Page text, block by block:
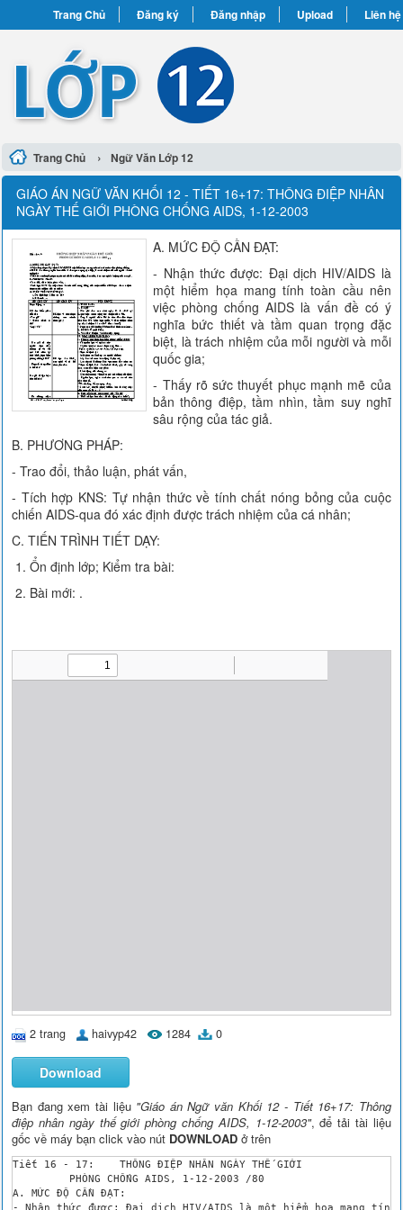
Trang Chủ Đăng ký Đăng nhập Upload Liên hệ
Trang Chủ › Ngữ Văn Lớp 12
GIÁO ÁN NGỮ VĂN KHỐI 12 - TIẾT 16+17: THÔNG ĐIỆP NHÂN
NGÀY THẾ GIỚI PHÒNG CHỐNG AIDS, 1-12-2003
A. MỨC ĐỘ CẦN ĐẠT:
- Nhận thức được: Đại dịch HIV/AIDS là
một hiểm họa mang tính toàn cầu nên
việc phòng chống AIDS là vấn đề có ý
nghĩa bức thiết và tầm quan trọng đặc
biệt, là trách nhiệm của mỗi người và mỗi
quốc gia;
- Thấy rõ sức thuyết phục mạnh mẽ của
bản thông điệp, tầm nhìn, tầm suy nghĩ
sâu rộng của tác giả.
B. PHƯƠNG PHÁP:
- Trao đổi, thảo luận, phát vấn,
- Tích hợp KNS: Tự nhận thức về tính chất nóng bỏng của cuộc
chiến AIDS-qua đó xác định được trách nhiệm của cá nhân;
C. TIẾN TRÌNH TIẾT DẠY:
1. Ổn định lớp; Kiểm tra bài:
2. Bài mới: .
2 trang haivyp42 1284 0
Download
Bạn đang xem tài liệu "Giáo án Ngữ văn Khối 12 - Tiết 16+17: Thông
điệp nhân ngày thế giới phòng chống AIDS, 1-12-2003", để tải tài liệu
gốc về máy bạn click vào nút DOWNLOAD ở trên
Tiết 16 - 17: 	 THÔNG ĐIỆP NHÂN NGÀY THẾ GIỚI
A. MỨC ĐỘ CẦN ĐẠT:
- Nhận thức được: Đại dịch HIV/AIDS là một hiểm họa mang